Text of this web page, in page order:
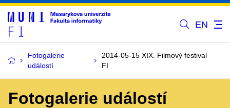
EN
Fotogalerie
událostí
2014-05-15 XIX. Filmový festival
FI
Fotogalerie událostí